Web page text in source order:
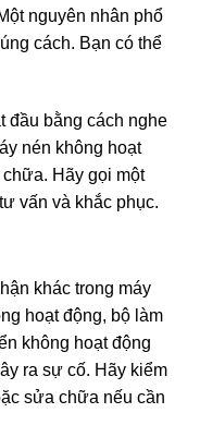
nguyên nhân phổ
cách. Bạn có thể
đầu bằng cách nghe
nén không hoạt
Hãy gọi một
vấn và khắc phục.
khác trong máy
hoạt động, bộ làm
không hoạt động
ra sự cố. Hãy kiểm
sửa chữa nếu cần